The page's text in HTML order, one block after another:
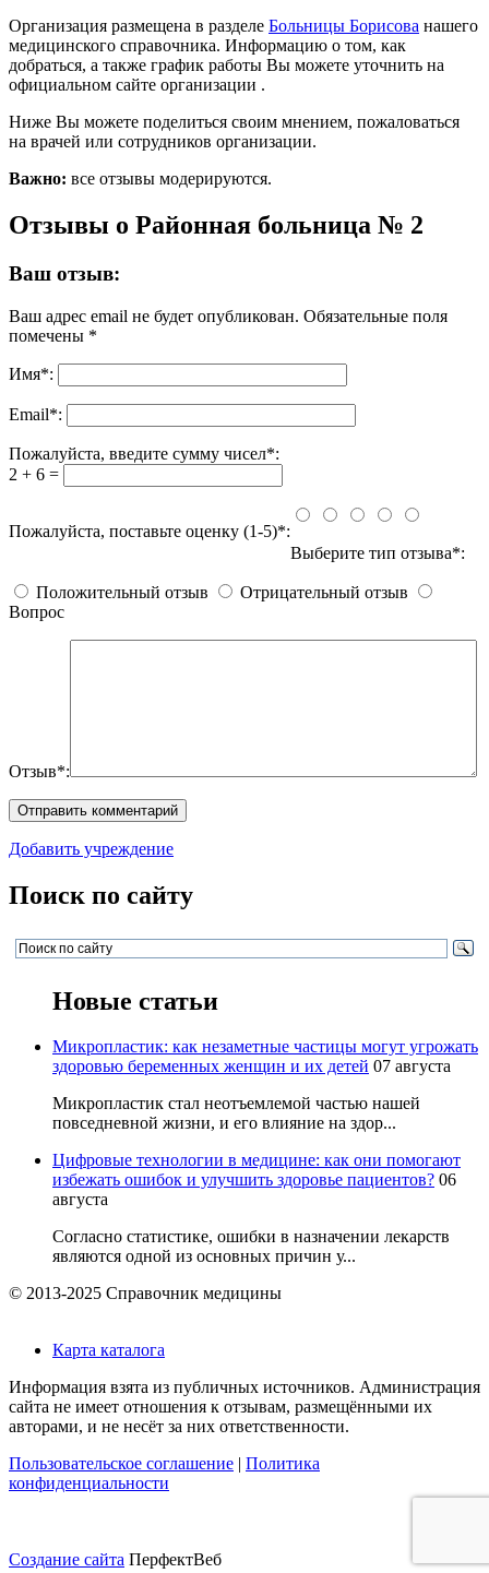
Организация размещена в разделе Больницы Борисова нашего
медицинского справочника. Информацию о том, как
добраться, а также график работы Вы можете уточнить на
официальном сайте организации .
Ниже Вы можете поделиться своим мнением, пожаловаться
на врачей или сотрудников организации.
Важно: все отзывы модерируются.
Отзывы о Районная больница № 2
Ваш отзыв:
Ваш адрес email не будет опубликован. Обязательные поля
помечены *
Имя*:
Email*:
Пожалуйста, введите сумму чисел*:
2 + 6 =
Пожалуйста, поставьте оценку (1-5)*:
Выберите тип отзыва*:
Положительный отзыв
Отрицательный отзыв
Вопрос
Отзыв*:
Добавить учреждение
Поиск по сайту
Новые статьи
Микропластик: как незаметные частицы могут угрожать
здоровью беременных женщин и их детей 07 августа
Микропластик стал неотъемлемой частью нашей
повседневной жизни, и его влияние на здор...
Цифровые технологии в медицине: как они помогают
избежать ошибок и улучшить здоровье пациентов? 06
августа
Согласно статистике, ошибки в назначении лекарств
являются одной из основных причин у...
© 2013-2025 Справочник медицины
Карта каталога
Информация взята из публичных источников. Администрация
сайта не имеет отношения к отзывам, размещёнными их
авторами, и не несёт за них ответственности.
Пользовательское соглашение
Политика
конфиденциальности
Создание сайта ПерфектВеб